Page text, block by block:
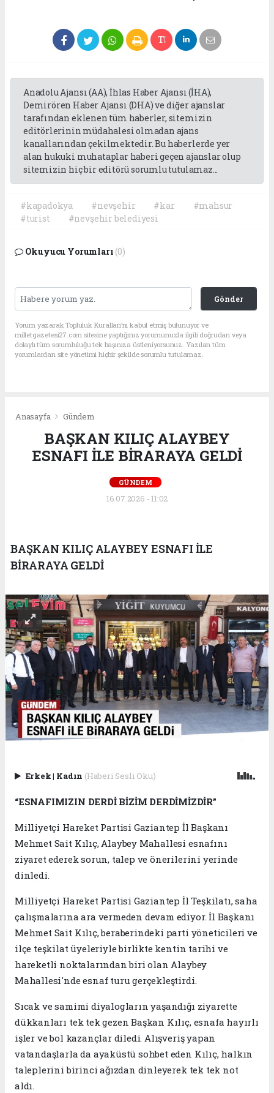
Anadolu Ajansı (AA), İhlas Haber Ajansı (İHA),
Demirören Haber Ajansı (DHA) ve diğer ajanslar
tarafından eklenen tüm haberler, sitemizin
editörlerinin müdahalesi olmadan ajans
kanallarından çekilmektedir. Bu haberlerde yer
alan hukuki muhataplar haberi geçen ajanslar olup
sitemizin hiç bir editörü sorumlu tutulamaz...
#kapadokya #nevşehir #kar
#mahsur
#turist
#nevşehir belediyesi
Okuyucu Yorumları (0)
Gönder
Yorum yazarak Topluluk Kuralları’nı kabul etmiş bulunuyor ve
milletgazetesi27.com sitesine yaptığınız yorumunuzla ilgili doğrudan veya
dolaylı tüm sorumluluğu tek başınıza üstleniyorsunuz. Yazılan tüm
yorumlardan site yönetimi hiçbir şekilde sorumlu tutulamaz.
Anasayfa Gündem
BAŞKAN KILIÇ ALAYBEY
ESNAFI İLE BİRARAYA GELDİ
GÜNDEM
16.07.2026 - 11:02
BAŞKAN KILIÇ ALAYBEY ESNAFI İLE
BİRARAYA GELDİ
Erkek| Kadın (Haberi Sesli Oku)
“ESNAFIMIZIN DERDİ BİZİM DERDİMİZDİR”
Milliyetçi Hareket Partisi Gaziantep İl Başkanı
Mehmet Sait Kılıç, Alaybey Mahallesi esnafını
ziyaret ederek sorun, talep ve önerilerini yerinde
dinledi.
Milliyetçi Hareket Partisi Gaziantep İl Teşkilatı, saha
çalışmalarına ara vermeden devam ediyor. İl Başkanı
Mehmet Sait Kılıç, beraberindeki parti yöneticileri ve
ilçe teşkilat üyeleriyle birlikte kentin tarihi ve
hareketli noktalarından biri olan Alaybey
Mahallesi'nde esnaf turu gerçekleştirdi.
Sıcak ve samimi diyalogların yaşandığı ziyarette
dükkanları tek tek gezen Başkan Kılıç, esnafa hayırlı
işler ve bol kazançlar diledi. Alışveriş yapan
vatandaşlarla da ayaküstü sohbet eden Kılıç, halkın
taleplerini birinci ağızdan dinleyerek tek tek not
aldı.